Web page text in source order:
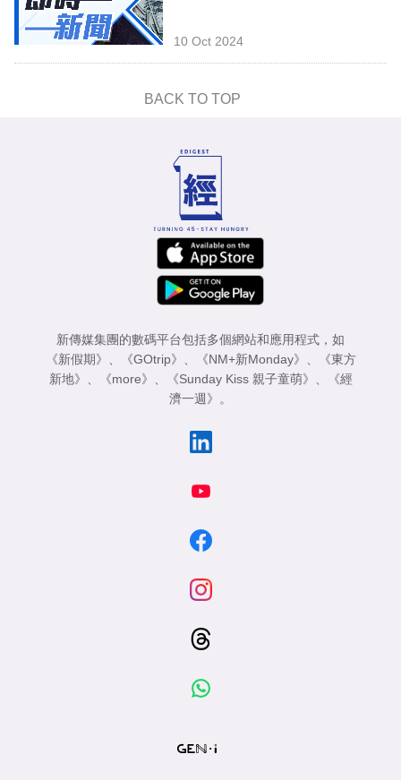
10 Oct 2024
BACK TO TOP
新傳媒集團的數碼平台包括多個網站和應用程式，如
《新假期》 、 《GOtrip》 、 《NM+新Monday》 、
《東方
新地》 、 《more》 、 《Sunday Kiss 親子童萌》 、
《經
濟一週》 。